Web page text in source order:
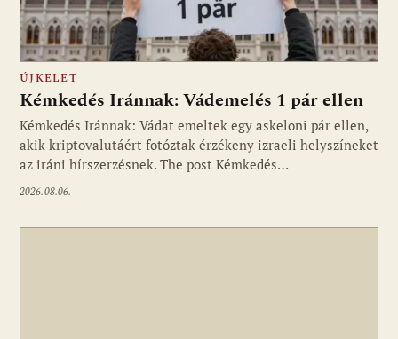
ÚJKELET
Kémkedés Iránnak: Vádemelés 1 pár ellen
Kémkedés Iránnak: Vádat emeltek egy askeloni pár ellen,
akik kriptovalutáért fotóztak érzékeny izraeli helyszíneket
az iráni hírszerzésnek. The post Kémkedés…
2026.08.06.